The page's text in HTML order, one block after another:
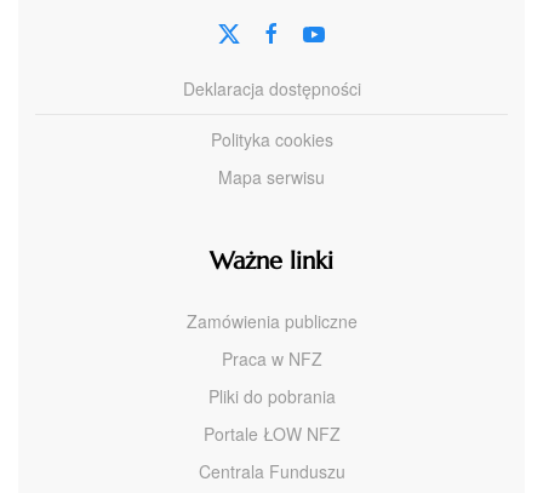
Deklaracja dostępności
Polityka cookies
Mapa serwisu
Ważne linki
Zamówienia publiczne
Praca w NFZ
Pliki do pobrania
Portale ŁOW NFZ
Centrala Funduszu